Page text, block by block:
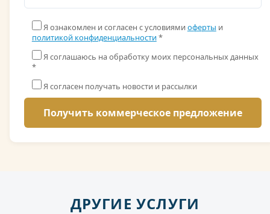
Я ознакомлен и согласен с условиями оферты и
политикой конфиденциальности*
Я соглашаюсь на обработку моих персональных данных
*
Я согласен получать новости и рассылки
ДРУГИЕ УСЛУГИ